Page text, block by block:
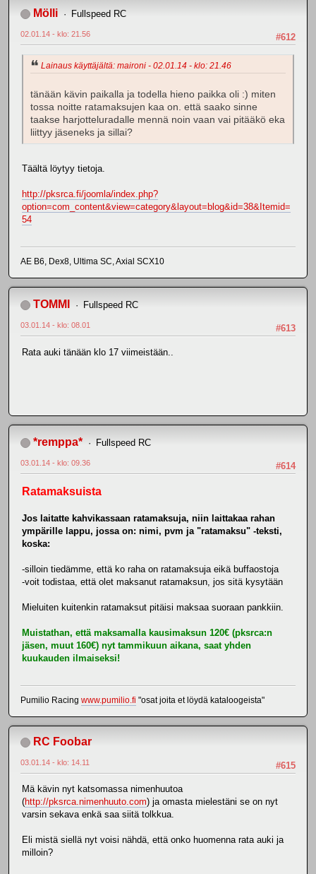
Mölli Fullspeed RC
#612
02.01.14 - klo: 21.56
Lainaus käyttäjältä: maironi - 02.01.14 - klo: 21.46
tänään kävin paikalla ja todella hieno paikka oli :) miten
tossa noitte ratamaksujen kaa on. että saako sinne
taakse harjotteluradalle mennä noin vaan vai pitääkö eka
liittyy jäseneks ja sillai?
Täältä löytyy tietoja.
http://pksrca.fi/joomla/index.php?
option=com_content&view=category&layout=blog&id=38&Itemid=
54
AE B6, Dex8, Ultima SC, Axial SCX10
TOMMI Fullspeed RC
#613
03.01.14 - klo: 08.01
Rata auki tänään klo 17 viimeistään..
*remppa* Fullspeed RC
#614
03.01.14 - klo: 09.36
Ratamaksuista
Jos laitatte kahvikassaan ratamaksuja, niin laittakaa rahan
ympärille lappu, jossa on: nimi, pvm ja "ratamaksu" -teksti,
koska:
-silloin tiedämme, että ko raha on ratamaksuja eikä buffaostoja
-voit todistaa, että olet maksanut ratamaksun, jos sitä kysytään
Mieluiten kuitenkin ratamaksut pitäisi maksaa suoraan pankkiin.
Muistathan, että maksamalla kausimaksun 120€ (pksrca:n
jäsen, muut 160€) nyt tammikuun aikana, saat yhden
kuukauden ilmaiseksi!
Pumilio Racing www.pumilio.fi "osat joita et löydä kataloogeista"
RC Foobar
#615
03.01.14 - klo: 14.11
Mä kävin nyt katsomassa nimenhuutoa
(http://pksrca.nimenhuuto.com) ja omasta mielestäni se on nyt
varsin sekava enkä saa siitä tolkkua.
Eli mistä siellä nyt voisi nähdä, että onko huomenna rata auki ja
milloin?